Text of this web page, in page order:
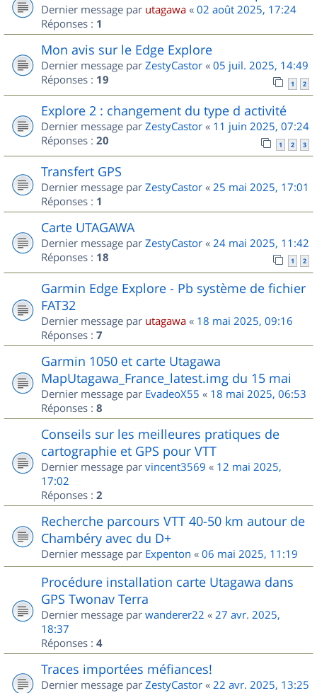
Dernier message par utagawa « 02 août 2025, 17:24
Réponses : 1
Mon avis sur le Edge Explore
Dernier message par ZestyCastor « 05 juil. 2025, 14:49
Réponses : 19 1 2
Explore 2 : changement du type d activité
Dernier message par ZestyCastor « 11 juin 2025, 07:24
Réponses : 20 1 2 3
Transfert GPS
Dernier message par ZestyCastor « 25 mai 2025, 17:01
Réponses : 1
Carte UTAGAWA
Dernier message par ZestyCastor « 24 mai 2025, 11:42
Réponses : 18 1 2
Garmin Edge Explore - Pb système de fichier
FAT32
Dernier message par utagawa « 18 mai 2025, 09:16
Réponses : 7
Garmin 1050 et carte Utagawa
MapUtagawa_France_latest.img du 15 mai
Dernier message par EvadeoX55 « 18 mai 2025, 06:53
Réponses : 8
Conseils sur les meilleures pratiques de
cartographie et GPS pour VTT
Dernier message par vincent3569 « 12 mai 2025,
17:02
Réponses : 2
Recherche parcours VTT 40-50 km autour de
Chambéry avec du D+
Dernier message par Expenton « 06 mai 2025, 11:19
Procédure installation carte Utagawa dans
GPS Twonav Terra
Dernier message par wanderer22 « 27 avr. 2025,
18:37
Réponses : 4
Traces importées méfiances!
Dernier message par ZestyCastor « 22 avr. 2025, 13:25